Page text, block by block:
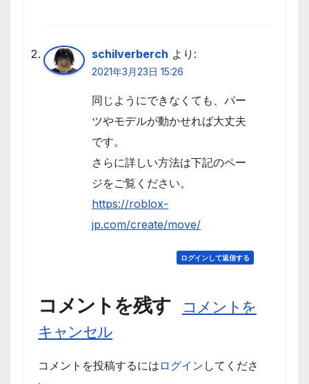
schilverberch より:
2021年3月23日 15:26
同じようにできなくても、パー
ツやモデルが動かせれば大丈夫
です。
さらに詳しい方法は下記のペー
ジをご覧ください。
https://roblox-
jp.com/create/move/
ログインして返信する
コメントを残す
コメントを
キャンセル
コメントを投稿するには ログイン してくださ